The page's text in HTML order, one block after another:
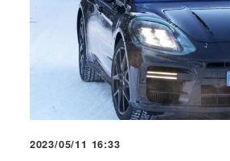
2023/05/11 16:33